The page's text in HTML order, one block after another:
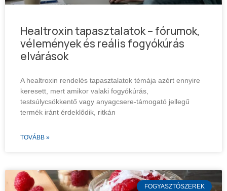
Healtroxin tapasztalatok – fórumok,
vélemények és reális fogyókúrás
elvárások
A healtroxin rendelés tapasztalatok témája azért ennyire
keresett, mert amikor valaki fogyókúrás,
testsúlycsökkentő vagy anyagcsere-támogató jellegű
termék iránt érdeklődik, ritkán
TOVÁBB »
FOGYASZTÓSZEREK